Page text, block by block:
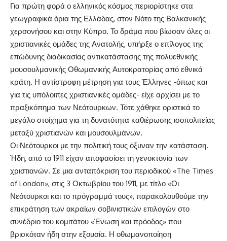
Για πρώτη φορά ο ελληνικός κόσμος περιορίστηκε στα
γεωγραφικά όρια της Ελλάδας, στον Νότο της Βαλκανικής
χερσονήσου και στην Κύπρο. Το δράμα που βίωσαν όλες οι
χριστιανικές ομάδες της Ανατολής, υπήρξε ο επίλογος της
επώδυνης διαδικασίας αντικατάστασης της πολυεθνικής
μουσουλμανικής Οθωμανικής Αυτοκρατορίας από εθνικά
κράτη. Η αντίστροφη μέτρηση για τους Έλληνες -όπως και
για τις υπόλοιπες χριστιανικές ομάδες- είχε αρχίσει με το
πραξικόπημα των Νεότουρκων. Τότε χάθηκε οριστικά το
μεγάλο στοίχημα για τη δυνατότητα καθιέρωσης ισοπολιτείας
μεταξύ χριστιανών και μουσουλμάνων.
Οι Νεότουρκοι με την πολιτική τους όξυναν την κατάσταση.
Ήδη, από το 1911 είχαν αποφασίσει τη γενοκτονία των
χριστιανών. Σε μια ανταπόκριση του περιοδικού «The Times
of London», στις 3 Οκτωβρίου του 1911, με τίτλο «Οι
Νεότουρκοι και το πρόγραμμά τους», παρακολουθούμε την
επικράτηση των ακραίων σοβινιστικών επιλογών στο
συνέδριο του κομιτάτου «Ένωση και πρόοδος» που
βρισκόταν ήδη στην εξουσία. Η οθωμανοποίηση